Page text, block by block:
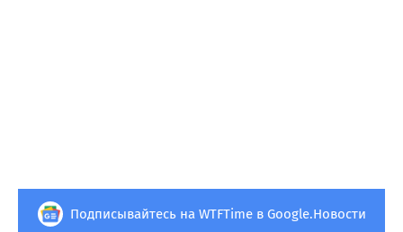
Подписывайтесь на WTFTime в Google.Новости